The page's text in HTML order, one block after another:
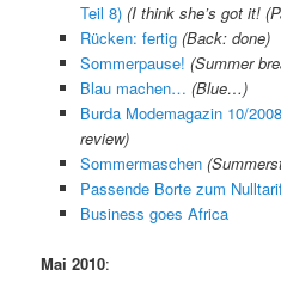
Teil 8) (I think she’s got it!
Rücken: fertig (Back: done)
Sommerpause! (Summer
Blau machen… (Blue…)
Burda Modemagazin 10/
review)
Sommermaschen
Passende Borte zum
Business goes Africa
Mai 2010: